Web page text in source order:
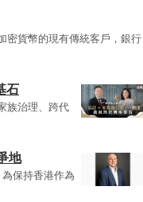
密貨幣的現有傳統客戶，銀行
石
族治理、跨代
地
保持香港作為